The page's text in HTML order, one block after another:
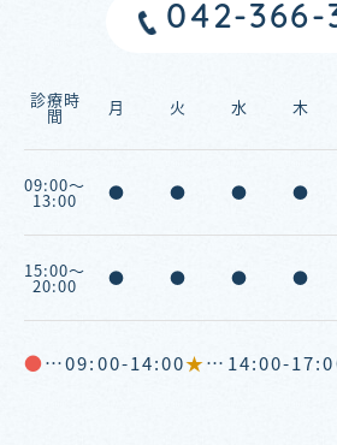
042-366-
診療時
間 月 火 水 木
09:00～
13:00 ● ● ● ●
15:00～
20:00 ● ● ● ●
●…09:00-14:00★…14:00-